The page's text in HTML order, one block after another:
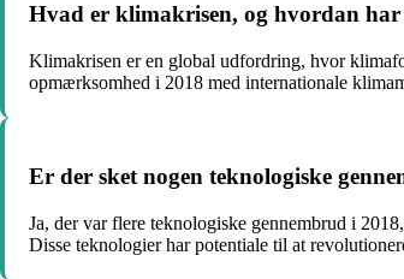
Hvad er klimakrisen, og hvordan
Klimakrisen er en global udfordring, hvor
opmærksomhed i 2018 med internationale
Er der sket nogen teknologiske
Ja, der var flere teknologiske gennembrud i
Disse teknologier har potentiale til at